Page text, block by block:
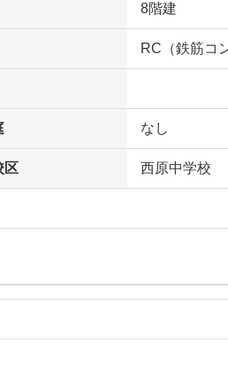
8階建
RC（鉄筋コ
なし
区 西原中学校